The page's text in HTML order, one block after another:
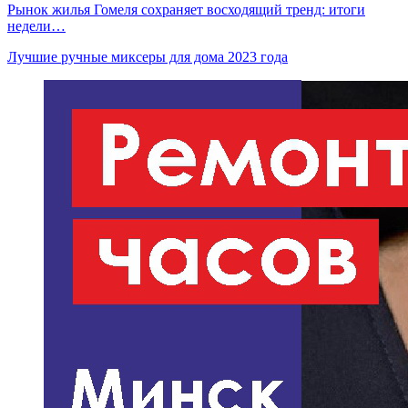
Рынок жилья Гомеля сохраняет восходящий тренд: итоги
недели…
Лучшие ручные миксеры для дома 2023 года